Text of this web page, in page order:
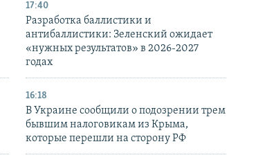
17:40
Разработка баллистики и
антибаллистики: Зеленский ожидает
«нужных результатов» в 2026-2027
годах
16:18
В Украине сообщили о подозрении трем
бывшим налоговикам из Крыма,
которые перешли на сторону РФ